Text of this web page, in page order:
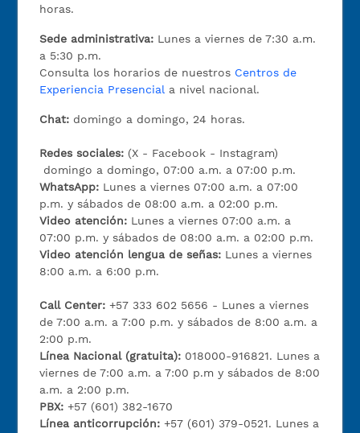
horas.
Sede administrativa: Lunes a viernes de 7:30 a.m.
a 5:30 p.m.
Consulta los horarios de nuestros Centros de
Experiencia Presencial a nivel nacional.
Chat: domingo a domingo, 24 horas.
Redes sociales: (X - Facebook - Instagram)
domingo a domingo, 07:00 a.m. a 07:00 p.m.
WhatsApp: Lunes a viernes 07:00 a.m. a 07:00
p.m. y sábados de 08:00 a.m. a 02:00 p.m.
Video atención: Lunes a viernes 07:00 a.m. a
07:00 p.m. y sábados de 08:00 a.m. a 02:00 p.m.
Video atención lengua de señas: Lunes a viernes
8:00 a.m. a 6:00 p.m.
Call Center:+57 333 602 5656 - Lunes a viernes
de 7:00 a.m. a 7:00 p.m. y sábados de 8:00 a.m. a
2:00 p.m.
Línea Nacional (gratuita): 018000-916821. Lunes a
viernes de 7:00 a.m. a 7:00 p.m y sábados de 8:00
a.m. a 2:00 p.m.
PBX:+57 (601) 382-1670
Línea anticorrupción:+57 (601) 379-0521. Lunes a